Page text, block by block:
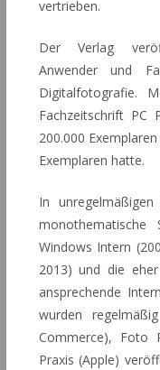
vertrieben.
Der Verlag
Anwender und
Digitalfotografie.
Fachzeitschrift PC
200.000
Exemplaren hatte.
In
monothematische
Windows Intern
2013) und die
ansprechende
wurden
Commerce), Foto
Praxis (Apple)